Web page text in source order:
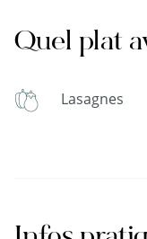
Quel plat
Lasagnes